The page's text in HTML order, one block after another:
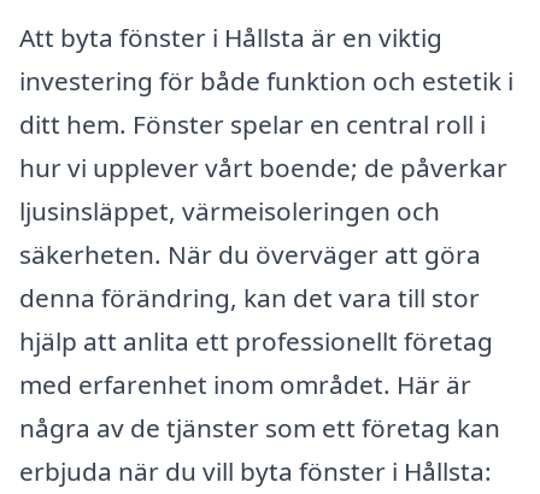
Att byta fönster i Hållsta är en viktig
investering för både funktion och estetik i
ditt hem. Fönster spelar en central roll i
hur vi upplever vårt boende; de påverkar
ljusinsläppet, värmeisoleringen och
säkerheten. När du överväger att göra
denna förändring, kan det vara till stor
hjälp att anlita ett professionellt företag
med erfarenhet inom området. Här är
några av de tjänster som ett företag kan
erbjuda när du vill byta fönster i Hållsta: